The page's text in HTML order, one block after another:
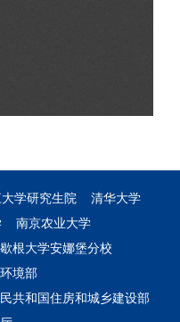
学研究生院
清华大学
南京农业大学
根大学安娜堡分校
境部
共和国住房和城乡建设部